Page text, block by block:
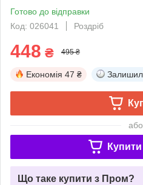
Готово до відправки
Код: 026041
Роздріб
448 ₴ 495 ₴
Економія 47 ₴
або
Купити
Що таке купити з Пром?